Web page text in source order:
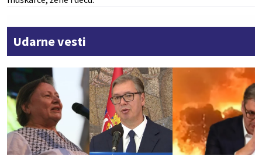
Udarne vesti